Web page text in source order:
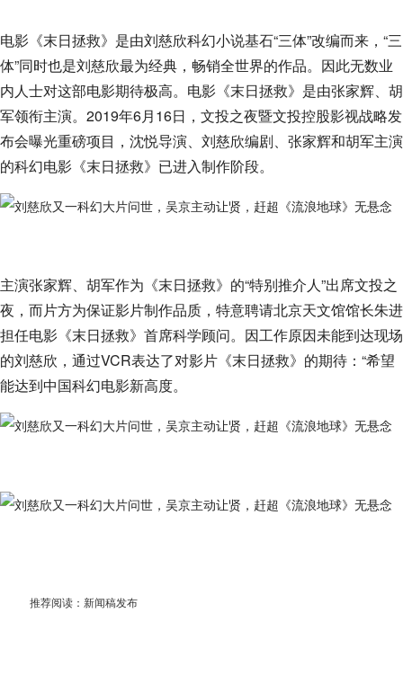
电影《末日拯救》是由刘慈欣科幻小说基石“三体”改编而来，“三
体”同时也是刘慈欣最为经典，畅销全世界的作品。因此无数业
内人士对这部电影期待极高。电影《末日拯救》是由张家辉、胡
军领衔主演。2019年6月16日，文投之夜暨文投控股影视战略发
布会曝光重磅项目，沈悦导演、刘慈欣编剧、张家辉和胡军主演
的科幻电影《末日拯救》已进入制作阶段。
主演张家辉、胡军作为《末日拯救》的“特别推介人”出席文投之
夜，而片方为保证影片制作品质，特意聘请北京天文馆馆长朱进
担任电影《末日拯救》首席科学顾问。因工作原因未能到达现场
的刘慈欣，通过VCR表达了对影片《末日拯救》的期待：“希望
能达到中国科幻电影新高度。
推荐阅读： 新闻稿发布